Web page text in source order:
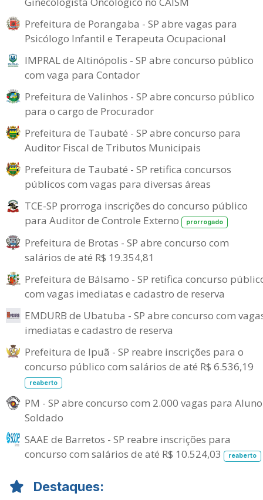
Prefeitura de Porangaba - SP abre vagas para
Psicólogo Infantil e Terapeuta Ocupacional
IMPRAL de Altinópolis - SP abre concurso público
com vaga para Contador
Prefeitura de Valinhos - SP abre concurso público
para o cargo de Procurador
Prefeitura de Taubaté - SP abre concurso para
Auditor Fiscal de Tributos Municipais
Prefeitura de Taubaté - SP retifica concursos
públicos com vagas para diversas áreas
TCE-SP prorroga inscrições do concurso público
para Auditor de Controle Externo
prorrogado
Prefeitura de Brotas - SP abre concurso com
salários de até R$ 19.354,81
Prefeitura de Bálsamo - SP retifica concurso
com vagas imediatas e cadastro de reserva
EMDURB de Ubatuba - SP abre concurso com
imediatas e cadastro de reserva
Prefeitura de Ipuã - SP reabre inscrições para o
concurso público com salários de até R$ 6.536,19
reaberto
PM - SP abre concurso com 2.000 vagas para
Soldado
SAAE de Barretos - SP reabre inscrições para
concurso com salários de até R$ 10.524,03
reaberto
Destaques: